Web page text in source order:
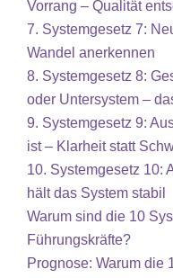
Vorrang – Qualität
7. Systemgesetz 7:
Wandel anerkennen
8. Systemgesetz 8:
oder Untersystem –
9. Systemgesetz 9:
ist – Klarheit statt
10. Systemgesetz 10:
hält das System stabil
Warum sind die 10
Führungskräfte?
Prognose: Warum die